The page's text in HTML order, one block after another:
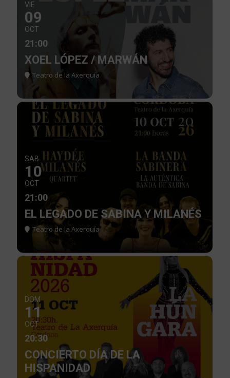
VIE
09
OCT
21:00
XOEL LÓPEZ / MARWÁN
Teatro de la Axerquía
SAB
10
OCT
21:00
EL LEGADO DE SABINA Y MILANÉS
Teatro de la Axerquía
DOM
11
OCT
20:30
CONCIERTO DÍA DE LA
HISPANIDAD